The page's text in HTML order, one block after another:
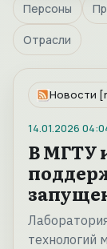
Персоны
Отрасли
Новости
14.01.2026
В МГТУ
технологий